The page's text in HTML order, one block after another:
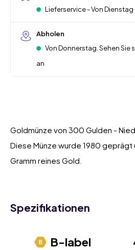
Lieferservice - Von Dienstag
Abholen
Von Donnerstag. Sehen Sie
an
Goldmünze von 300 Gulden -
Diese Münze wurde 1980 geprägt
Gramm reines Gold.
Spezifikationen
B-label